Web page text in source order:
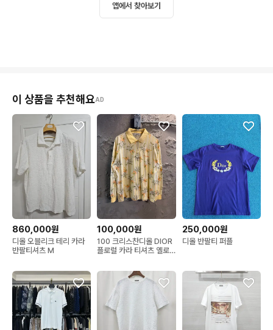
앱에서 찾아보기
이 상품을 추천해요AD
860,000원
디올 오블리크 테리 카라
반팔티셔츠 M
100,000원
100 크리스찬디올 DIOR
플로럴 카라 티셔츠 옐로
250,000원
디올 반팔티 퍼플